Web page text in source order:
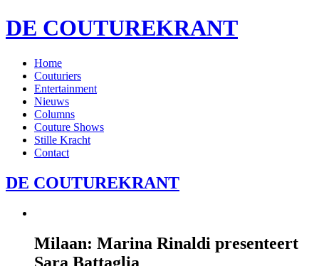
DE COUTUREKRANT
Home
Couturiers
Entertainment
Nieuws
Columns
Couture Shows
Stille Kracht
Contact
DE COUTUREKRANT
Milaan: Marina Rinaldi presenteert
Sara Battaglia